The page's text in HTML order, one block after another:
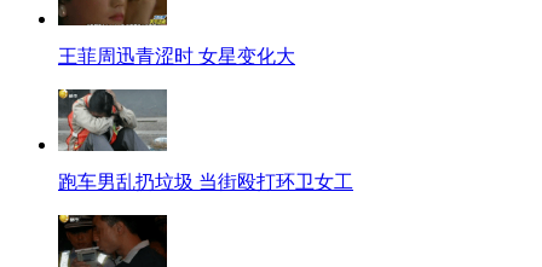
王菲周迅青涩时 女星变化大
跑车男乱扔垃圾 当街殴打环卫女工